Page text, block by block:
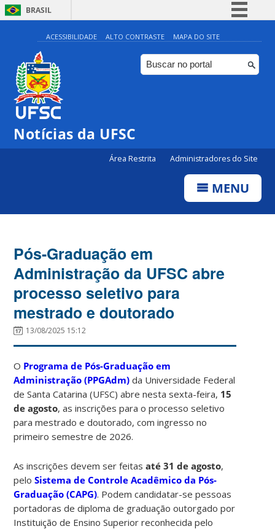
BRASIL
Simplifique!
Comunica BR
Participe
ACESSIBILIDADE ALTO CONTRASTE MAPA DO SITE
Notícias da UFSC
Área Restrita Administradores do Site
MENU
Pós-Graduação em
Administração da UFSC abre
processo seletivo para
mestrado e doutorado
13/08/2025 15:12
O Programa de Pós-Graduação em
Administração (PPGAdm)da Universidade Federal
de Santa Catarina (UFSC) abre nesta sexta-feira, 15
de agosto, as inscrições para o processo seletivo
para mestrado e doutorado, com ingresso no
primeiro semestre de 2026.
As inscrições devem ser feitasaté 31 de agosto,
peloSistema de Controle Acadêmico da Pós-
Graduação (CAPG). Podem candidatar-se pessoas
portadoras de diploma de graduação outorgado por
Instituição de Ensino Superior reconhecida pelo